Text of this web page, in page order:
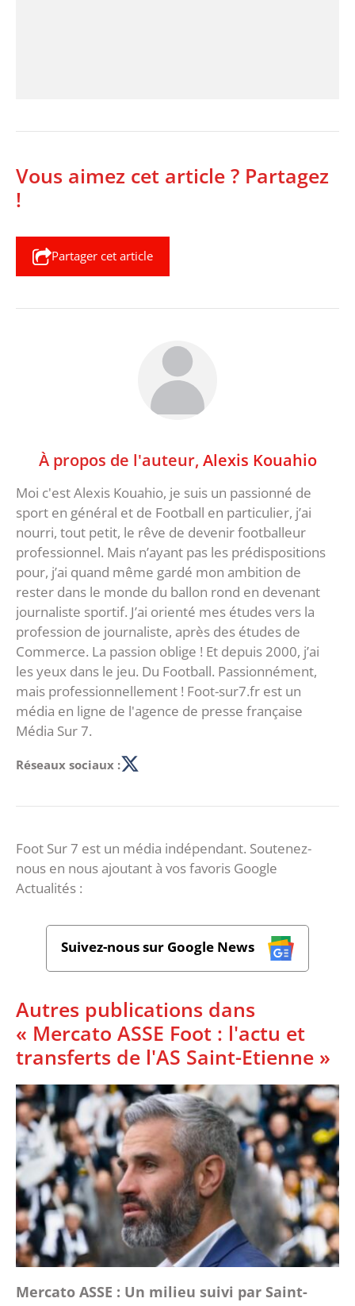
Vous aimez cet article ? Partagez
!
Partager cet article
À propos de l'auteur, Alexis Kouahio
Moi c'est Alexis Kouahio, je suis un passionné de
sport en général et de Football en particulier, j’ai
nourri, tout petit, le rêve de devenir footballeur
professionnel. Mais n’ayant pas les prédispositions
pour, j’ai quand même gardé mon ambition de
rester dans le monde du ballon rond en devenant
journaliste sportif. J’ai orienté mes études vers la
profession de journaliste, après des études de
Commerce. La passion oblige ! Et depuis 2000, j’ai
les yeux dans le jeu. Du Football. Passionnément,
mais professionnellement ! Foot-sur7.fr est un
média en ligne de l'agence de presse française
Média Sur 7.
Réseaux sociaux :
Foot Sur 7 est un média indépendant. Soutenez-
nous en nous ajoutant à vos favoris Google
Actualités :
Suivez-nous sur Google News
Autres publications dans
« Mercato ASSE Foot : l'actu et
transferts de l'AS Saint-Etienne »
Mercato ASSE : Un milieu suivi par Saint-